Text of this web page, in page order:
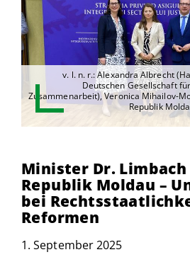
NRW-
Entscheidungssuche
Zur
Hauptnavigation
Zum
aktuellen
Inhalt
Zu
ausgewählten
einzelnen
Seiten
v. l. n. r.: Alexandra Albrecht
Deutschen Gesellschaft
Zusammenarbeit), Veronica Mihailov-
Republik
Minister Dr.
Republik Moldau –
bei
Reformen
1. September 2025